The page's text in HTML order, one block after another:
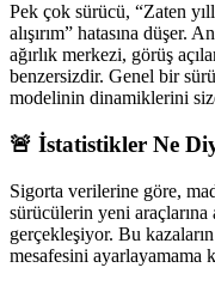
Pek çok sürücü, “Zaten
alışırım” hatasına düşer.
ağırlık merkezi, görüş
benzersizdir. Genel bir
modelinin dinamiklerini
🚨 İstatistikler Ne
Sigorta verilerine göre,
sürücülerin yeni araçlarına
gerçekleşiyor. Bu
mesafesini ayarlayamama